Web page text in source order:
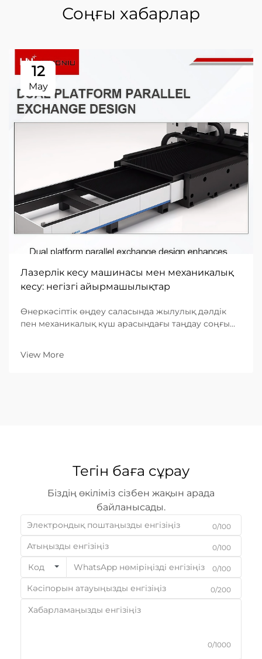
Соңғы хабарлар
12
May
Лазерлік кесу машинасы мен механикалық
кесу: негізгі айырмашылықтар
Өнеркәсіптік өңдеу саласында жылулық дәлдік
пен механикалық күш арасындағы таңдау соңғы
кесу — қайшылар, соққыштар сияқты физикалық
View More
Тегін баға сұрау
Біздің өкіліміз сізбен жақын арада
байланысады.
0/100
0/100
Код 0/100
0/200
0/1000